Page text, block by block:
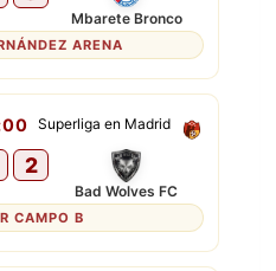
Mbarete Bronco
ARENA
Superliga en Madrid
2
Bad Wolves FC
CAMPO B